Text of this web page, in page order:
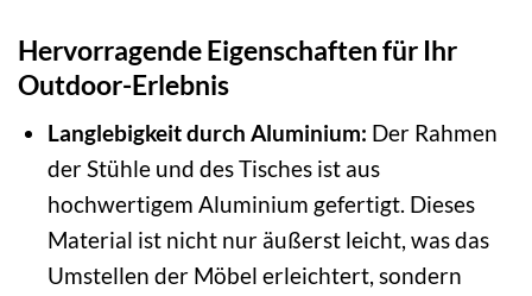
Hervorragende Eigenschaften für Ihr
Outdoor-Erlebnis
Langlebigkeit durch Aluminium: Der Rahmen
der Stühle und des Tisches ist aus
hochwertigem Aluminium gefertigt. Dieses
Material ist nicht nur äußerst leicht, was das
Umstellen der Möbel erleichtert, sondern